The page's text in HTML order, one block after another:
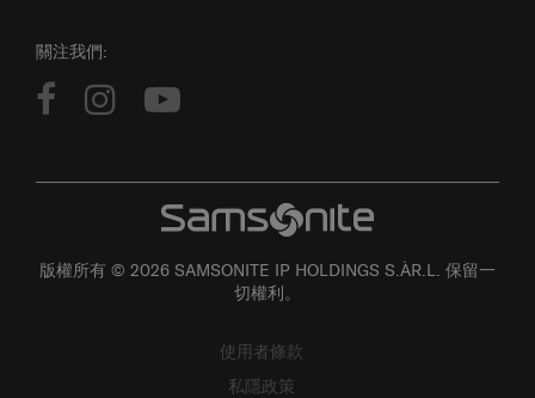
切權利。
私隱政策